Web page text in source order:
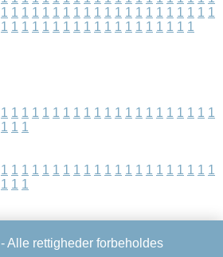
1 1 1 1 1 1 1 1 1 1 1 1 1 1 1 1 1 1 1 1 1
1 1 1 1 1 1 1 1 1 1 1 1 1 1 1 1 1 1 1
1 1 1 1 1 1 1 1 1 1 1 1 1 1 1 1 1 1 1 1 1
1 1 1
1 1 1 1 1 1 1 1 1 1 1 1 1 1 1 1 1 1 1 1 1
1 1 1
- Alle rettigheder forbeholdes